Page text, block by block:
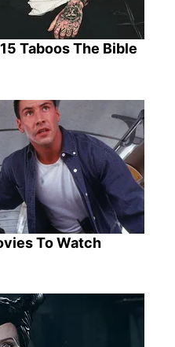
Taboos The Bible
To Watch